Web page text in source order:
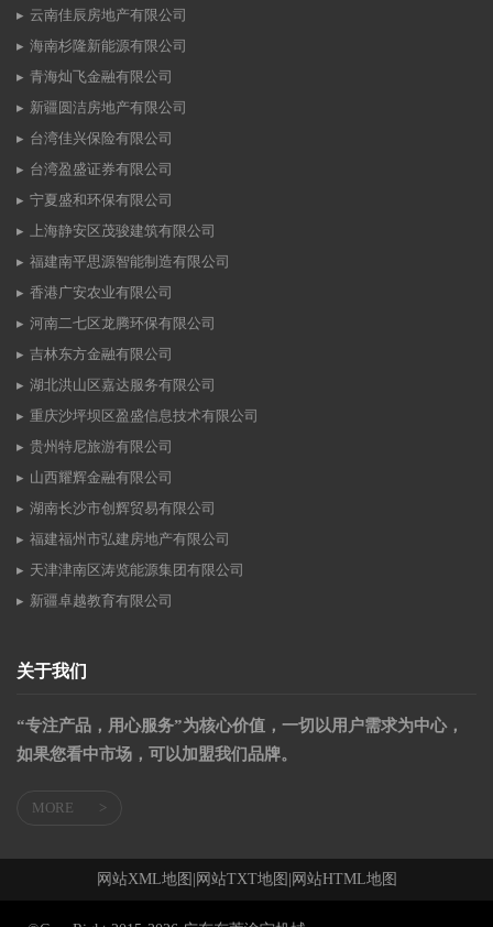
云南佳辰房地产有限公司
海南杉隆新能源有限公司
青海灿飞金融有限公司
新疆圆洁房地产有限公司
台湾佳兴保险有限公司
台湾盈盛证券有限公司
宁夏盛和环保有限公司
上海静安区茂骏建筑有限公司
福建南平思源智能制造有限公司
香港广安农业有限公司
河南二七区龙腾环保有限公司
吉林东方金融有限公司
湖北洪山区嘉达服务有限公司
重庆沙坪坝区盈盛信息技术有限公司
贵州特尼旅游有限公司
山西耀辉金融有限公司
湖南长沙市创辉贸易有限公司
福建福州市弘建房地产有限公司
天津津南区涛览能源集团有限公司
新疆卓越教育有限公司
关于我们
“专注产品，用心服务”为核心价值，一切以用户需求为中心，
如果您看中市场，可以加盟我们品牌。
MORE >
网站XML地图 网站TXT地图 网站HTML地图